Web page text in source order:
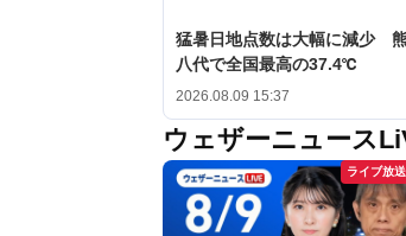
猛暑日地点数は大幅に減少
八代で全国最高の37.4℃
2026.08.09 15:37
ウェザーニュース
ライブ放